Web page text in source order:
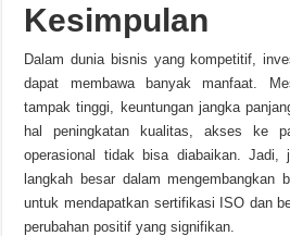
Kesimpulan
Dalam dunia bisnis yang kompetitif,
dapat membawa banyak manfaat.
tampak tinggi, keuntungan jangka
hal peningkatan kualitas, akses ke
operasional tidak bisa diabaikan. Jadi,
langkah besar dalam mengembangkan
untuk mendapatkan sertifikasi ISO dan
perubahan positif yang signifikan.